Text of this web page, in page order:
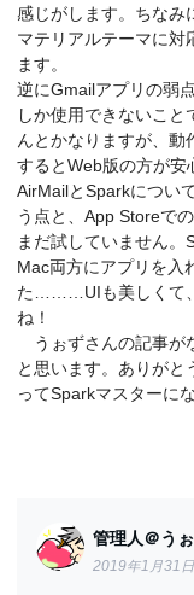
感じがします。ちなみ
マテリアルテーマに対
ます。
逆にGmailアプリの弱
しか使用できないこ
んとかなりますが、動
するとWeb版の方が安
AirMailとSparkについ
う点と、App Storeで
まだ試していません。
Mac両方にアプリを入
た………UIも美しくて
ね！
うぉずさんの記事が
と思います。ありがと
ってSparkマスターに
管理人＠う
2019年1月31日